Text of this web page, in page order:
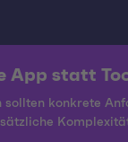
App statt
sollten konkrete